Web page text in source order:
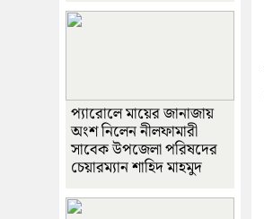
প্যারোলে মায়ের জানাজায়
অংশ নিলেন নীলফামারী
সাবেক উপজেলা পরিষদের
চেয়ারম্যান শাহিদ মাহমুদ